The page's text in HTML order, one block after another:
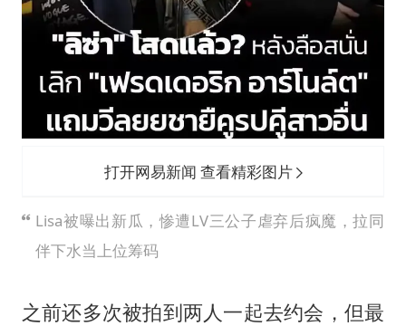
打开网易新闻 查看精彩图片
Lisa被曝出新瓜，惨遭LV三公子虐弃后疯魔，拉同
伴下水当上位筹码
之前还多次被拍到两人一起去约会，但最